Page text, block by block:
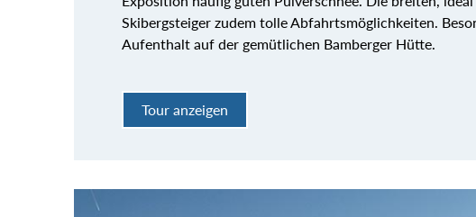
Skibergsteiger zudem tolle Abfahrtsmöglichkeiten.
Aufenthalt auf der gemütlichen Bamberger Hütte.
Tour anzeigen